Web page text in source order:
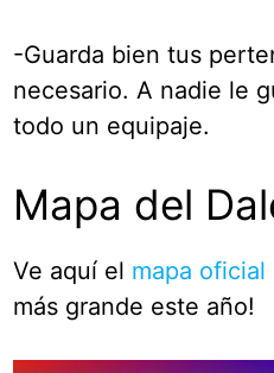
-Guarda bien tus
necesario. A nadie le
todo un equipaje.
Mapa del
Ve aquí el mapa oficial
más grande este año!